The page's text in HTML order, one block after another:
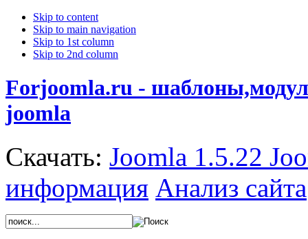
Skip to content
Skip to main navigation
Skip to 1st column
Skip to 2nd column
Forjoomla.ru -
joomla
Скачать: Joomla 1.5.22
информация Анализ сайта